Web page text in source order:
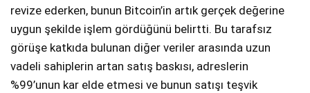
revize ederken, bunun Bitcoin’in artık gerçek değerine
uygun şekilde işlem gördüğünü belirtti. Bu tarafsız
görüşe katkıda bulunan diğer veriler arasında uzun
vadeli sahiplerin artan satış baskısı, adreslerin
%99’unun kar elde etmesi ve bunun satışı teşvik